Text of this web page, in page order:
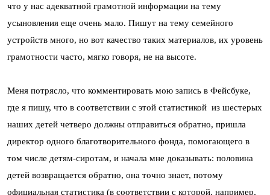
что у нас адекватной грамотной информации на тему
усыновления еще очень мало. Пишут на тему семейного
устройств много, но вот качество таких материалов, их уровень
грамотности часто, мягко говоря, не на высоте.
Меня потрясло, что комментировать мою запись в Фейсбуке,
где я пишу, что в соответствии с этой статистикой из шестерых
наших детей четверо должны отправиться обратно, пришла
директор одного благотворительного фонда, помогающего в
том числе детям-сиротам, и начала мне доказывать: половина
детей возвращается обратно, она точно знает, потому
официальная статистика (в соответствии с которой, например,